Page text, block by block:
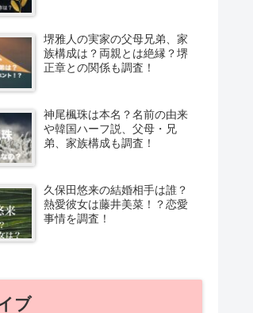
堺雅人の実家の父母兄弟、家
族構成は？両親とは絶縁？堺
正章との関係も調査！
神尾楓珠は本名？名前の由来
や韓国ハーフ説、父母・兄
弟、家族構成も調査！
久保田悠来の結婚相手は誰？
熱愛彼女は藤井美菜！？恋愛
事情を調査！
ブ